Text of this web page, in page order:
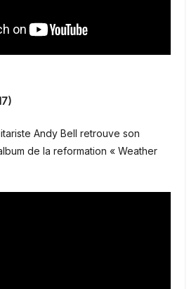
Andy Bell retrouve son
de la reformation « Weather